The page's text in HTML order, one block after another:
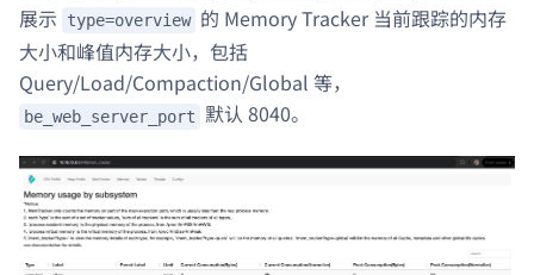
展示
type=overview 的 Memory Tracker 当前跟踪的内存
大小和峰值内存大小，包括
Query/Load/Compaction/Global 等，
be_web_server_port 默认 8040。